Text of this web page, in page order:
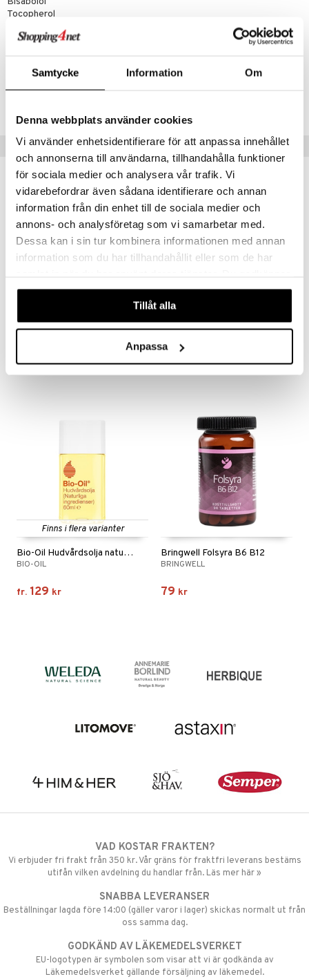
Samtycke Information Om
Denna webbplats använder cookies
Vi använder enhetsidentifierare för att anpassa innehållet
och annonserna till användarna, tillhandahålla funktioner
för sociala medier och analysera vår trafik. Vi
vidarebefordrar även sådana identifierare och annan
information från din enhet till de sociala medier och
annons- och analysföretag som vi samarbetar med.
Dessa kan i sin tur kombinera informationen med annan
information som du har tillhandahållit eller som de har
våra cookies vid fortsatt användande av vår webbplats.
Tillåt alla
Anpassa
Tocopherol
HMVVM-7W-60
Populära produkter
Pharbio Hemofer
PHARBIO
59 kr
Ledins B12+Folsyra
LEDINS
68 kr
Finns i flera varianter
Bio-Oil Hudvårdsolja naturliga ingredienser
BIO-OIL
fr. 129 kr
Bringwell Folsyra B6 B12
BRINGWELL
79 kr
VAD KOSTAR FRAKTEN?
Vi erbjuder fri frakt från 350 kr. Vår gräns för fraktfri leverans bestäms
utifån vilken avdelning du handlar från. Läs mer här »
SNABBA LEVERANSER
Beställningar lagda före 14:00 (gäller varor i lager) skickas normalt ut från
oss samma dag.
GODKÄND AV LÄKEMEDELSVERKET
EU-logotypen är symbolen som visar att vi är godkända av
Läkemedelsverket gällande försäljning av läkemedel.